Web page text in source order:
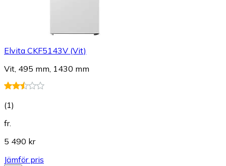
Elvita CKF5143V (Vit)
Vit, 495 mm, 1430 mm
(1)
fr.
5 490 kr
Jämför pris